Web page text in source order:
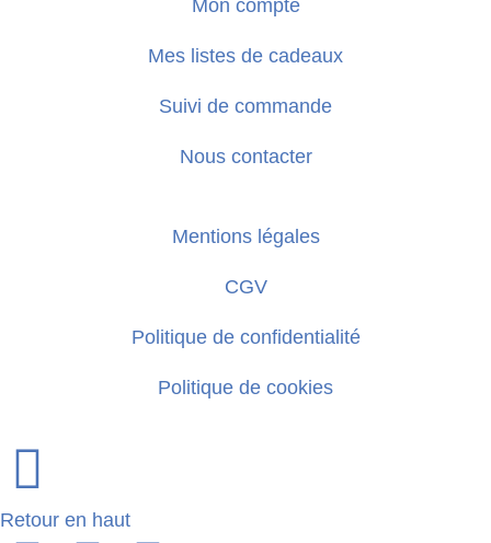
Mon compte
Mes listes de cadeaux
Suivi de commande
Nous contacter
Mentions légales
CGV
Politique de confidentialité
Politique de cookies
Retour en haut